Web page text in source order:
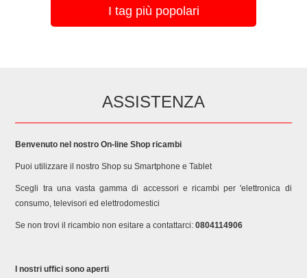
I tag più popolari
ASSISTENZA
Benvenuto nel nostro On-line Shop ricambi
Puoi utilizzare il nostro Shop su Smartphone e Tablet
Scegli tra una vasta gamma di accessori e ricambi per 'elettronica di
consumo, televisori ed elettrodomestici
Se non trovi il ricambio non esitare a contattarci:0804114906
I nostri uffici sono aperti